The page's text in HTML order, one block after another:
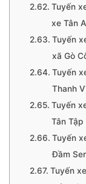
Tuyến
xe Tân
Tuyến
xã Gò
Tuyến
Thanh
Tuyến
Tân Tập
Tuyến
Đầm
Tuyến